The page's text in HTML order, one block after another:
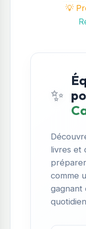
💡
✨
livres et
comme
gagnant